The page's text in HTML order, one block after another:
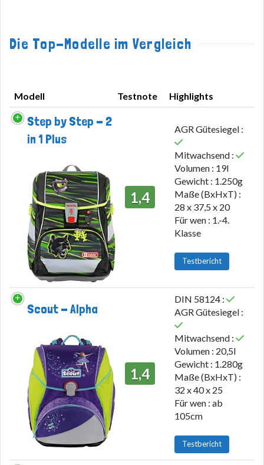
Die Top-Modelle im Vergleich
Modell Testnote
Highlights
Modell
Step by Step - 2
in 1 Plus
1,4
AGR Gütesiegel :
Mitwachsend :
Volumen : 19l
Gewicht : 1.250g
Maße (BxHxT) :
28 x 37,5 x 20
Für wen : 1.-4.
Klasse
Testbericht
Scout - Alpha
1,4
DIN 58124 :
AGR Gütesiegel :
Mitwachsend :
Volumen : 20,5l
Gewicht : 1.280g
Maße (BxHxT) :
32 x 40 x 25
Für wen : ab
105cm
Testbericht